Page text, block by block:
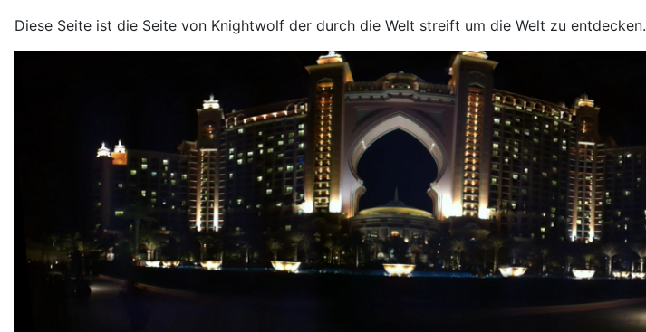
Diese Seite ist die Seite von Knightwolf der durch die Welt streift um die Welt zu entdecken.